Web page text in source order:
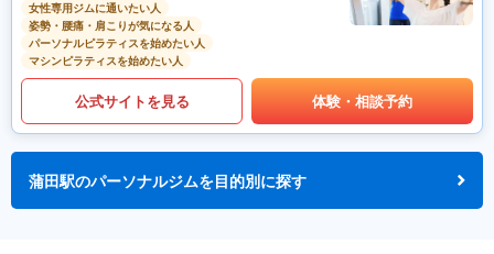
女性専用ジムに通いたい人
姿勢・腰痛・肩こりが気になる人
パーソナルピラティスを始めたい人
マシンピラティスを始めたい人
公式サイトを見る 体験・相談予約
蒲田駅のパーソナルジムを目的別に探す